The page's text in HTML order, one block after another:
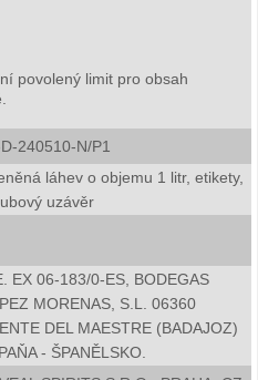
povolený limit pro obsah
240510-N/P1
láhev o objemu 1 litr, etikety,
uzávěr
EX 06-183/0-ES, BODEGAS
MORENAS, S.L. 06360
DEL MAESTRE (BADAJOZ)
- ŠPANĚLSKO.